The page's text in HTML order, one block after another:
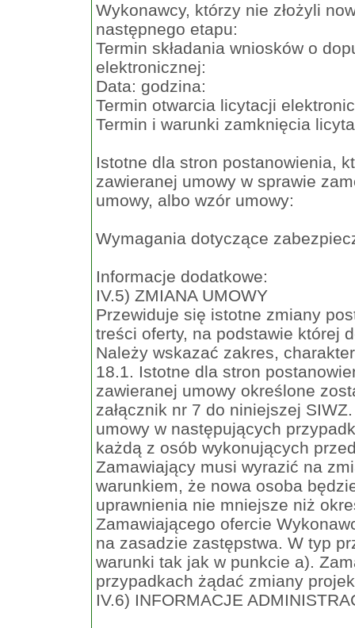
Wykonawcy, którzy nie złożyli
następnego etapu:
Termin składania wniosków o
elektronicznej:
Data: godzina:
Termin otwarcia licytacji
Termin i warunki zamknięcia
Istotne dla stron postanowienia,
zawieranej umowy w sprawie
umowy, albo wzór umowy:
Wymagania dotyczące
Informacje dodatkowe:
IV.5) ZMIANA UMOWY
Przewiduje się istotne zmiany
treści oferty, na podstawie której
Należy wskazać zakres,
18.1. Istotne dla stron
zawieranej umowy określone
załącznik nr 7 do niniejszej
umowy w następujących
każdą z osób wykonujących
Zamawiający musi wyrazić na
warunkiem, że nowa osoba
uprawnienia nie mniejsze niż
Zamawiającego ofercie
na zasadzie zastępstwa. W typ
warunki tak jak w punkcie a).
przypadkach żądać zmiany
IV.6) INFORMACJE